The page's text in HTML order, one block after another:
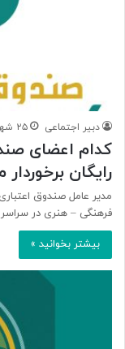
دبیر اجتماعی ۲۵ شهریور ۱۴۰۳
کدام اعضای
رایگان
مدیر عامل صندوق
فرهنگی – هنری در
بیشتر بخوانید »